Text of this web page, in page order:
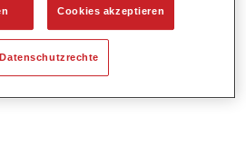
werden, z.B. für Innenraum-,
Cookies akzeptieren